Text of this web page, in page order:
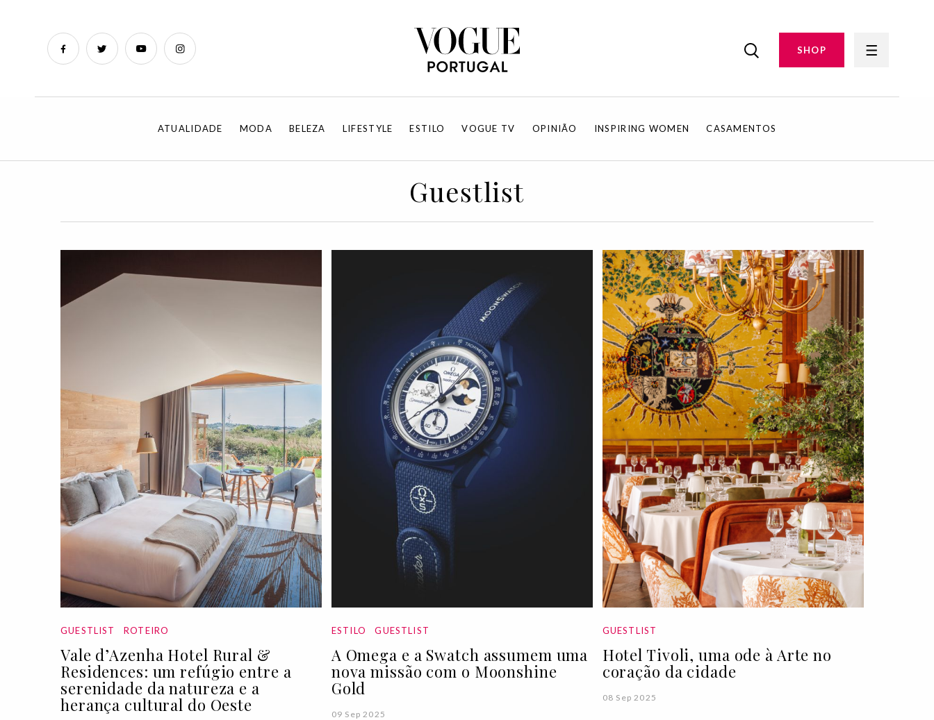
SHOP
ATUALIDADE MODA BELEZA LIFESTYLE ESTILO VOGUE TV OPINIÃO INSPIRING WOMEN CASAMENTOS
Guestlist
GUESTLIST ROTEIRO
Vale d’Azenha Hotel Rural &
Residences: um refúgio entre a
serenidade da natureza e a
herança cultural do Oeste
ESTILO GUESTLIST
A Omega e a Swatch assumem uma
nova missão com o Moonshine
Gold
09 Sep 2025
GUESTLIST
Hotel Tivoli, uma ode à Arte no
coração da cidade
08 Sep 2025